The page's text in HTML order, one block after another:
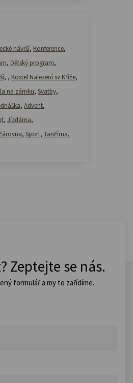
návrší, Konference,
, Dětský program,
, , Kostel Nalezení sv Kříže,
na zámku, Svatby,
, Advent,
, Jízdárna,
, Sport, Tančírna,
Zeptejte se nás.
formulář a my to zařídíme.